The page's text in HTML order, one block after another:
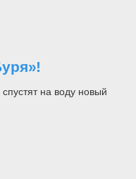
на воду новый